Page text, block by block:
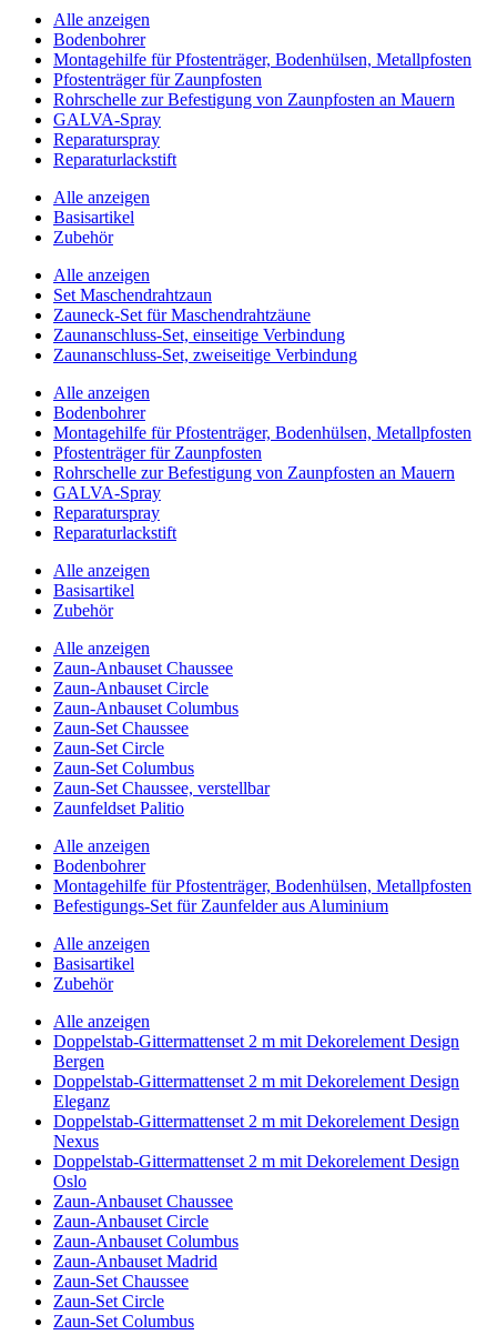
Alle anzeigen
Bodenbohrer
Montagehilfe für Pfostenträger, Bodenhülsen, Metallpfosten
Pfostenträger für Zaunpfosten
Rohrschelle zur Befestigung von Zaunpfosten an Mauern
GALVA-Spray
Reparaturspray
Reparaturlackstift
Alle anzeigen
Basisartikel
Zubehör
Alle anzeigen
Set Maschendrahtzaun
Zauneck-Set für Maschendrahtzäune
Zaunanschluss-Set, einseitige Verbindung
Zaunanschluss-Set, zweiseitige Verbindung
Alle anzeigen
Bodenbohrer
Montagehilfe für Pfostenträger, Bodenhülsen, Metallpfosten
Pfostenträger für Zaunpfosten
Rohrschelle zur Befestigung von Zaunpfosten an Mauern
GALVA-Spray
Reparaturspray
Reparaturlackstift
Alle anzeigen
Basisartikel
Zubehör
Alle anzeigen
Zaun-Anbauset Chaussee
Zaun-Anbauset Circle
Zaun-Anbauset Columbus
Zaun-Set Chaussee
Zaun-Set Circle
Zaun-Set Columbus
Zaun-Set Chaussee, verstellbar
Zaunfeldset Palitio
Alle anzeigen
Bodenbohrer
Montagehilfe für Pfostenträger, Bodenhülsen, Metallpfosten
Befestigungs-Set für Zaunfelder aus Aluminium
Alle anzeigen
Basisartikel
Zubehör
Alle anzeigen
Doppelstab-Gittermattenset 2 m mit Dekorelement Design
Bergen
Doppelstab-Gittermattenset 2 m mit Dekorelement Design
Eleganz
Doppelstab-Gittermattenset 2 m mit Dekorelement Design
Nexus
Doppelstab-Gittermattenset 2 m mit Dekorelement Design
Oslo
Zaun-Anbauset Chaussee
Zaun-Anbauset Circle
Zaun-Anbauset Columbus
Zaun-Anbauset Madrid
Zaun-Set Chaussee
Zaun-Set Circle
Zaun-Set Columbus